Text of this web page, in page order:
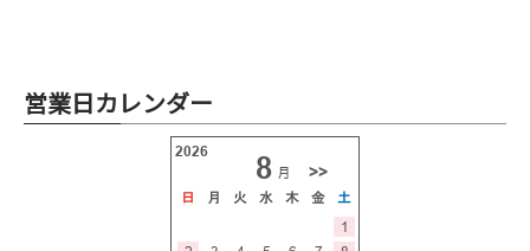
営業日カレンダー